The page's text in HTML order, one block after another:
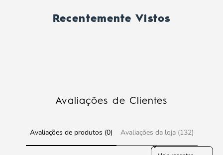
Recentemente Vistos
Avaliações de Clientes
Avaliações de produtos (0) Avaliações da loja (132)
Sort reviews by